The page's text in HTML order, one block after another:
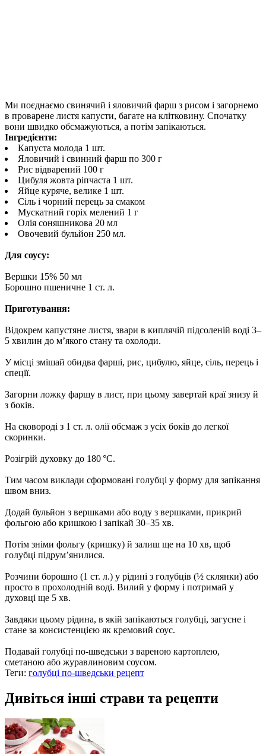
Ми поєднаємо свинячий і яловичий фарш з рисом і загорнемо
в проварене листя капусти, багате на клітковину. Спочатку
вони швидко обсмажуються, а потім запікаються.
Інгредієнти:
Капуста молода 1 шт.
Яловичий і свинний фарш по 300 г
Рис відварений 100 г
Цибуля жовта ріпчаста 1 шт.
Яйце куряче, велике 1 шт.
Сіль і чорний перець за смаком
Мускатний горіх мелений 1 г
Олія соняшникова 20 мл
Овочевий бульйон 250 мл.
Для соусу:
Вершки 15% 50 мл
Борошно пшеничне 1 ст. л.
Приготування:
Відокрем капустяне листя, звари в киплячій підсоленій воді 3–
5 хвилин до м’якого стану та охолоди.
У місці змішай обидва фарші, рис, цибулю, яйце, сіль, перець і
спеції.
Загорни ложку фаршу в лист, при цьому завертай краї знизу й
з боків.
На сковороді з 1 ст. л. олії обсмаж з усіх боків до легкої
скоринки.
Розігрій духовку до 180 °C.
Тим часом виклади сформовані голубці у форму для запікання
швом вниз.
Додай бульйон з вершками або воду з вершками, прикрий
фольгою або кришкою і запікай 30–35 хв.
Потім зніми фольгу (кришку) й залиш ще на 10 хв, щоб
голубці підрум’янилися.
Розчини борошно (1 ст. л.) у рідині з голубців (½ склянки) або
просто в прохолодній воді. Вилий у форму і потримай у
духовці ще 5 хв.
Завдяки цьому рідина, в якій запікаються голубці, загусне і
стане за консистенцією як кремовий соус.
Подавай голубці по-шведськи з вареною картоплею,
сметаною або журавлиновим соусом.
Теги: голубці по-шведськи рецепт
Дивіться інші страви та рецепти